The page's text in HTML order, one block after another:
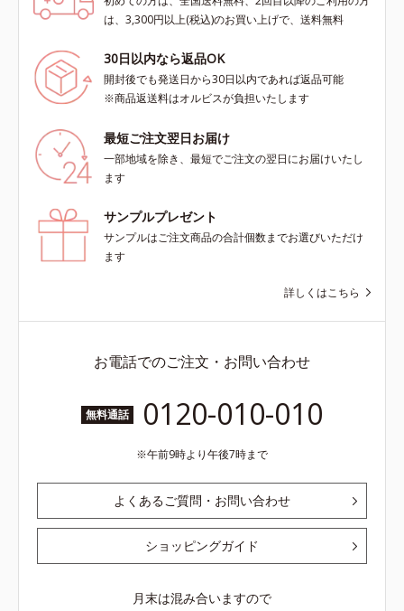
は、3,300円以上(税込)のお買い上げで、送料無料
30日以内なら返品OK
開封後でも発送日から30日以内であれば返品可能
※商品返送料はオルビスが負担いたします
最短ご注文翌日お届け
一部地域を除き、最短でご注文の翌日にお届けいたし
ます
サンプルプレゼント
サンプルはご注文商品の合計個数までお選びいただけ
ます
詳しくはこちら
お電話でのご注文・お問い合わせ
無料通話 0120-010-010
午前9時より午後7時まで
よくあるご質問・お問い合わせ
ショッピングガイド
月末は混み合いますので